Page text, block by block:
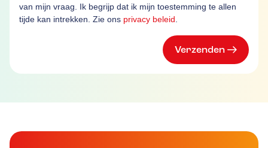
van mijn vraag. Ik begrijp dat ik mijn toestemming te allen
tijde kan intrekken. Zie ons privacy beleid
Verzenden